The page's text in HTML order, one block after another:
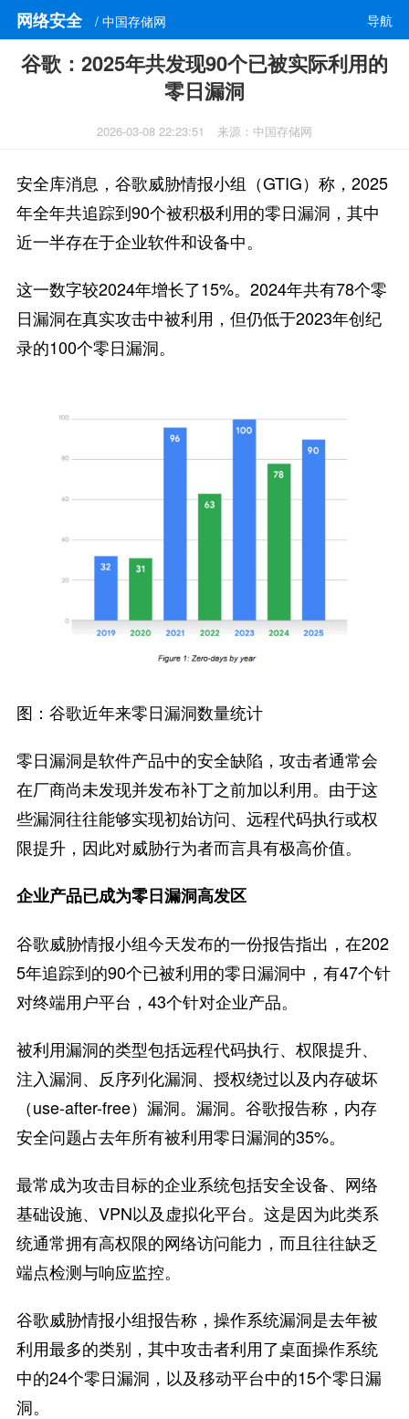
网络安全 / 中国存储网 导航
谷歌：2025年共发现90个已被实际利用的
零日漏洞
2026-03-08 22:23:51 来源：中国存储网
安全库消息，谷歌威胁情报小组（GTIG）称，2025
年全年共追踪到90个被积极利用的零日漏洞，其中
近一半存在于企业软件和设备中。
这一数字较2024年增长了15%。2024年共有78个零
日漏洞在真实攻击中被利用，但仍低于2023年创纪
录的100个零日漏洞。
图：谷歌近年来零日漏洞数量统计
零日漏洞是软件产品中的安全缺陷，攻击者通常会
在厂商尚未发现并发布补丁之前加以利用。由于这
些漏洞往往能够实现初始访问、远程代码执行或权
限提升，因此对威胁行为者而言具有极高价值。
企业产品已成为零日漏洞高发区
谷歌威胁情报小组今天发布的一份报告指出，在202
5年追踪到的90个已被利用的零日漏洞中，有47个针
对终端用户平台，43个针对企业产品。
被利用漏洞的类型包括远程代码执行、权限提升、
注入漏洞、反序列化漏洞、授权绕过以及内存破坏
（use-after-free）漏洞。漏洞。谷歌报告称，内存
安全问题占去年所有被利用零日漏洞的35%。
最常成为攻击目标的企业系统包括安全设备、网络
基础设施、VPN以及虚拟化平台。这是因为此类系
统通常拥有高权限的网络访问能力，而且往往缺乏
端点检测与响应监控。
谷歌威胁情报小组报告称，操作系统漏洞是去年被
利用最多的类别，其中攻击者利用了桌面操作系统
中的24个零日漏洞，以及移动平台中的15个零日漏
洞。